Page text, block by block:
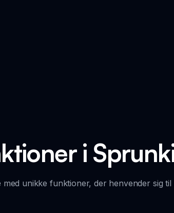
i
unikke funktioner, der henvender sig